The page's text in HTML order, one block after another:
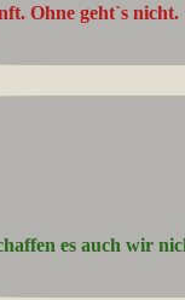
Ohne geht`s nicht.
es auch wir